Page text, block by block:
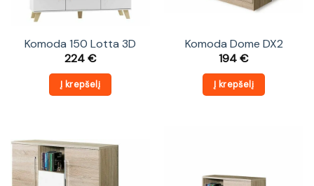
Komoda 150 Lotta 3D
224€
Į krepšelį
Komoda Dome DX2
194€
Į krepšelį